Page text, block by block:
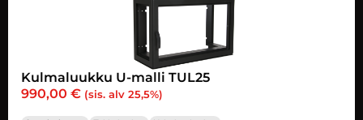
Kulmaluukku U-malli TUL25
990,00 € (sis. alv 25,5%)